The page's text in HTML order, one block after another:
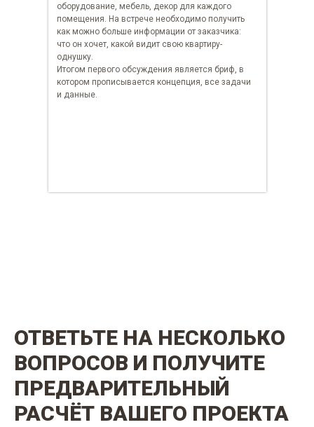
оборудование, мебель, декор для каждого
помещения. На встрече необходимо получить
как можно больше информации от заказчика:
что он хочет, какой видит свою квартиру-
однушку.
Итогом первого обсуждения является бриф, в
котором прописывается концепция, все задачи
и данные.
ОТВЕТЬТЕ НА НЕСКОЛЬКО
ВОПРОСОВ И ПОЛУЧИТЕ
ПРЕДВАРИТЕЛЬНЫЙ
РАСЧЁТ ВАШЕГО ПРОЕКТА